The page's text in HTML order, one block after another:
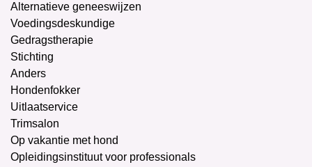
Alternatieve geneeswijzen
Voedingsdeskundige
Gedragstherapie
Stichting
Anders
Hondenfokker
Uitlaatservice
Trimsalon
Op vakantie met hond
Opleidingsinstituut voor professionals